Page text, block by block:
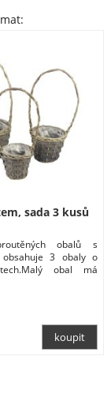
sada 3 kusů
obalů s
obsahuje 3 obaly o
obal má